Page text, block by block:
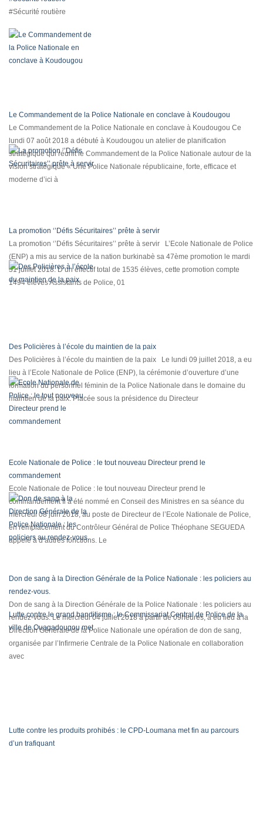
#Sécurité routière
Le Commandement de la Police Nationale en conclave à Koudougou
Le Commandement de la Police Nationale en conclave à Koudougou Ce
lundi 07 août 2018 a débuté à Koudougou un atelier de planification
stratégique qui réunit le Commandement de la Police Nationale autour de la
vision stratégique « Une Police Nationale républicaine, forte, efficace et
moderne d’ici à
La promotion ‘’Défis Sécuritaires’’ prête à servir
La promotion ‘’Défis Sécuritaires’’ prête à servir L’Ecole Nationale de Police
(ENP) a mis au service de la nation burkinabè sa 47ème promotion le mardi
31 juillet 2018. D’un effectif total de 1535 élèves, cette promotion compte
1494 élèves Assistants de Police, 01
Des Policières à l’école du maintien de la paix
Des Policières à l’école du maintien de la paix Le lundi 09 juillet 2018, a eu
lieu à l’Ecole Nationale de Police (ENP), la cérémonie d’ouverture d’une
formation du personnel féminin de la Police Nationale dans le domaine du
maintien de la paix. Placée sous la présidence du Directeur
Ecole Nationale de Police : le tout nouveau Directeur prend le
commandement
Ecole Nationale de Police : le tout nouveau Directeur prend le
commandement Il a été nommé en Conseil des Ministres en sa séance du
mercredi 08 juin 2018, au poste de Directeur de l’Ecole Nationale de Police,
en remplacement du Contrôleur Général de Police Théophane SEGUEDA
appelé à d’autres fonctions. Le
Don de sang à la Direction Générale de la Police Nationale : les policiers au
rendez-vous.
Don de sang à la Direction Générale de la Police Nationale : les policiers au
rendez-vous. Le mercredi 04 juillet 2018 à partir de 09heures, a eu lieu à la
Direction Générale de la Police Nationale une opération de don de sang,
organisée par l’Infirmerie Centrale de la Police Nationale en collaboration
avec
Lutte contre le grand banditisme : le Commissariat Central de Police de la
ville de Ouagadougou met
Lutte contre les produits prohibés : le CPD-Loumana met fin au parcours
d’un trafiquant